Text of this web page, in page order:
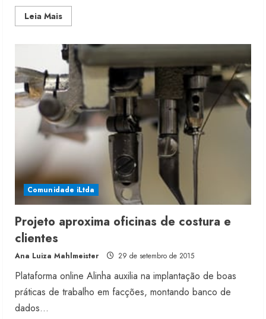
Leia MaisRead
more
discute
tecnologia
e
trabalho
Comunidade iLtda
Projeto aproxima oficinas de costura e
clientes
Ana Luiza Mahlmeister 29 de setembro de 2015
Plataforma online Alinha auxilia na implantação de boas
práticas de trabalho em facções, montando banco de
dados...
2
produtos licenciados
6 de agosto de 2026